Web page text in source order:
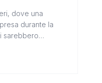
dove una
durante la
sarebbero